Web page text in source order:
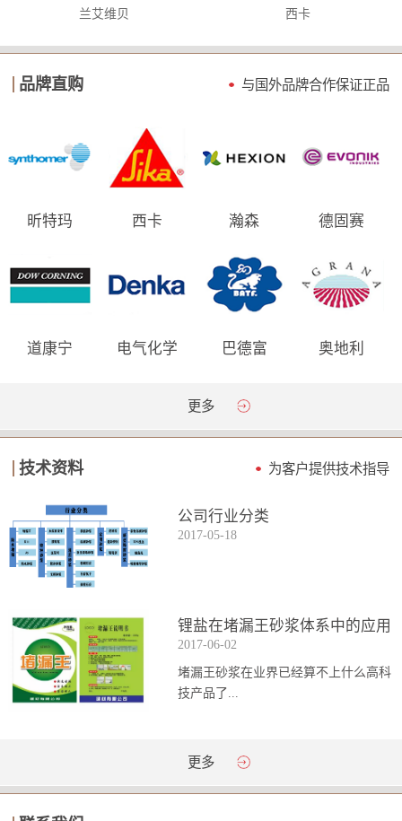
兰艾维贝
西卡
品牌直购 与国外品牌合作保证正品
昕特玛 西卡 瀚森 德固赛
道康宁 电气化学 巴德富 奥地利
更多
技术资料 为客户提供技术指导
公司行业分类
2017-05-18
锂盐在堵漏王砂浆体系中的应用
2017-06-02
堵漏王砂浆在业界已经算不上什么高科
技产品了...
。简单来说它就是一种能够迅速凝固的
通砂浆的强...
更多